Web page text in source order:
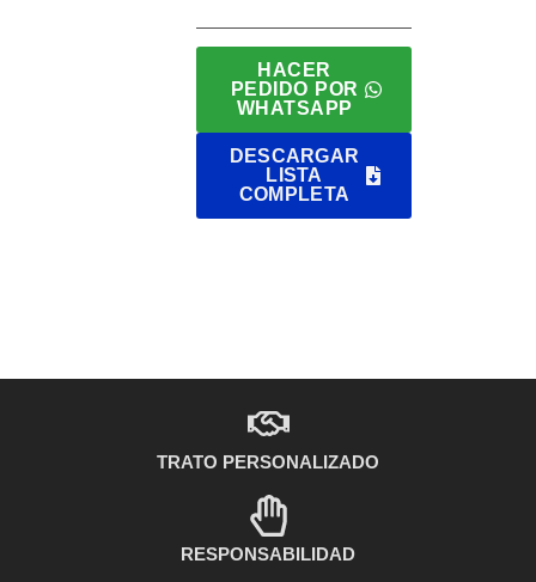
HACER
PEDIDO POR
WHATSAPP
DESCARGAR
LISTA
COMPLETA
TRATO PERSONALIZADO
RESPONSABILIDAD